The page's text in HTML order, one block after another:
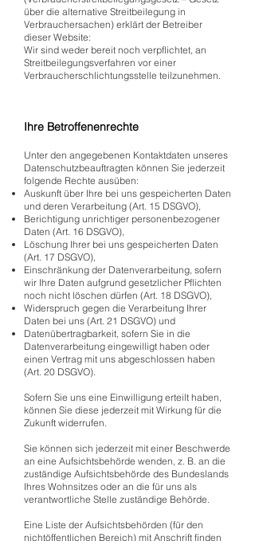
über die alternative Streitbeilegung in
Verbrauchersachen) erklärt der Betreiber
dieser Website:
Wir sind weder bereit noch verpflichtet, an
Streitbeilegungsverfahren vor einer
Verbraucherschlichtungsstelle teilzunehmen.
Ihre Betroffenenrechte
Unter den angegebenen Kontaktdaten unseres
Datenschutzbeauftragten können Sie jederzeit
folgende Rechte ausüben:
Auskunft über Ihre bei uns gespeicherten Daten
und deren Verarbeitung (Art. 15 DSGVO),
Berichtigung unrichtiger personenbezogener
Daten (Art. 16 DSGVO),
Löschung Ihrer bei uns gespeicherten Daten
(Art. 17 DSGVO),
Einschränkung der Datenverarbeitung, sofern
wir Ihre Daten aufgrund gesetzlicher Pflichten
noch nicht löschen dürfen (Art. 18 DSGVO),
Widerspruch gegen die Verarbeitung Ihrer
Daten bei uns (Art. 21 DSGVO) und
Datenübertragbarkeit, sofern Sie in die
Datenverarbeitung eingewilligt haben oder
einen Vertrag mit uns abgeschlossen haben
(Art. 20 DSGVO).
Sofern Sie uns eine Einwilligung erteilt haben,
können Sie diese jederzeit mit Wirkung für die
Zukunft widerrufen.
Sie können sich jederzeit mit einer Beschwerde
an eine Aufsichtsbehörde wenden, z. B. an die
zuständige Aufsichtsbehörde des Bundeslands
Ihres Wohnsitzes oder an die für uns als
verantwortliche Stelle zuständige Behörde.
Eine Liste der Aufsichtsbehörden (für den
nichtöffentlichen Bereich) mit Anschrift finden